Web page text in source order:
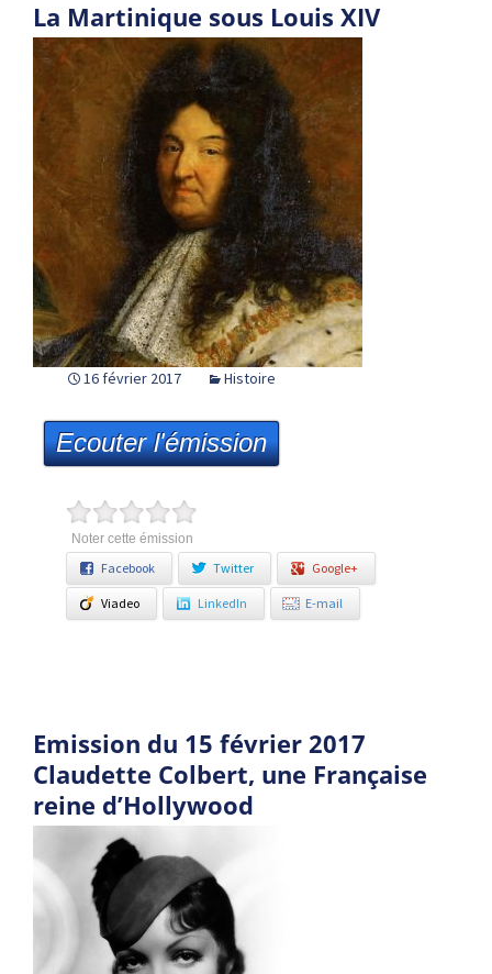
La Martinique sous Louis XIV
16 février 2017 Histoire
Ecouter l'émission
Noter cette émission
Facebook Twitter Google+
Viadeo LinkedIn E-mail
Emission du 15 février 2017
Claudette Colbert, une Française
reine d’Hollywood